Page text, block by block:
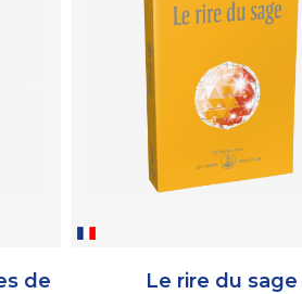
de Le rire du sage